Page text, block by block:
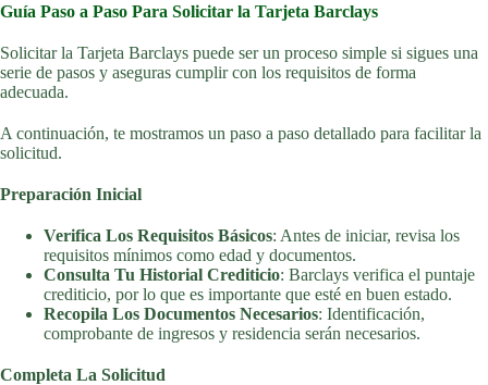
Guía Paso a Paso Para Solicitar la Tarjeta Barclays
Solicitar la Tarjeta Barclays puede ser un proceso simple si sigues una
serie de pasos y aseguras cumplir con los requisitos de forma
adecuada.
A continuación, te mostramos un paso a paso detallado para facilitar la
solicitud.
Preparación Inicial
Verifica Los Requisitos Básicos: Antes de iniciar, revisa los
requisitos mínimos como edad y documentos.
Consulta Tu Historial Crediticio: Barclays verifica el puntaje
crediticio, por lo que es importante que esté en buen estado.
Recopila Los Documentos Necesarios: Identificación,
comprobante de ingresos y residencia serán necesarios.
Completa La Solicitud